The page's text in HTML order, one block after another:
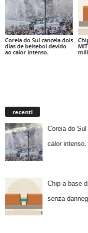
Coreia do Sul cancela dois
dias de beisebol devido
ao calor intenso.
recenti
Coreia do
calor intenso.
Chip a base
senza